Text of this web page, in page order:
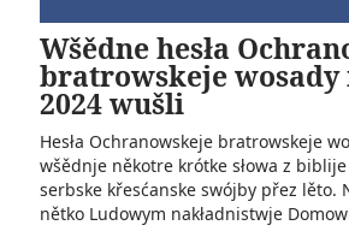
Wšědne hesła
bratrowskeje wosady
2024 wušli
Hesła Ochranowskeje bratrowskeje
wšědnje někotre krótke słowa z
serbske křesćanske swójby přez lěto.
nětko Ludowym nakładnistwje